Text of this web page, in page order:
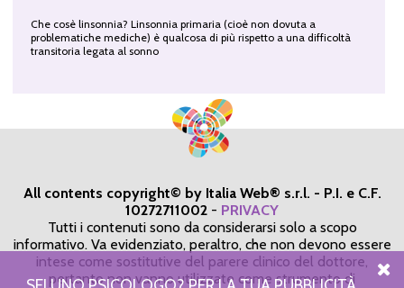
Che cosè linsonnia? Linsonnia primaria (cioè non dovuta a
problematiche mediche) è qualcosa di più rispetto a una difficoltà
transitoria legata al sonno
All contents copyright© by Italia Web® s.r.l. - P.I. e C.F.
10272711002 - PRIVACY
Tutti i contenuti sono da considerarsi solo a scopo
informativo. Va evidenziato, peraltro, che non devono essere
intese come sostitutive del parere clinico del dottore,
pertanto non vanno utilizzate come strumento di